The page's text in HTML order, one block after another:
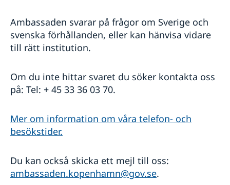
Ambassaden svarar på frågor om Sverige och
svenska förhållanden, eller kan hänvisa vidare
till rätt institution.
Om du inte hittar svaret du söker kontakta oss
på: Tel: + 45 33 36 03 70.
Mer om information om våra telefon- och
besökstider.
Du kan också skicka ett mejl till oss:
ambassaden.kopenhamn@gov.se.